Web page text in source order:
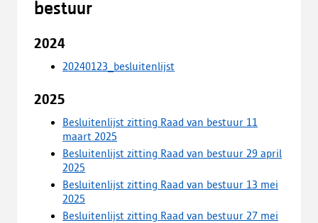
bestuur
2024
20240123_besluitenlijst
2025
Besluitenlijst zitting Raad van bestuur 11
maart 2025
Besluitenlijst zitting Raad van bestuur 29 april
2025
Besluitenlijst zitting Raad van bestuur 13 mei
2025
Besluitenlijst zitting Raad van bestuur 27 mei